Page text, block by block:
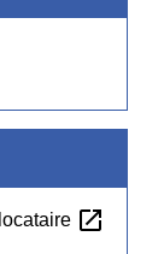
open_in_new